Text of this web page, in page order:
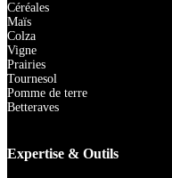
Céréales
Maïs
Colza
Vigne
Prairies
Tournesol
Pomme de terre
Betteraves
Expertise & Outils